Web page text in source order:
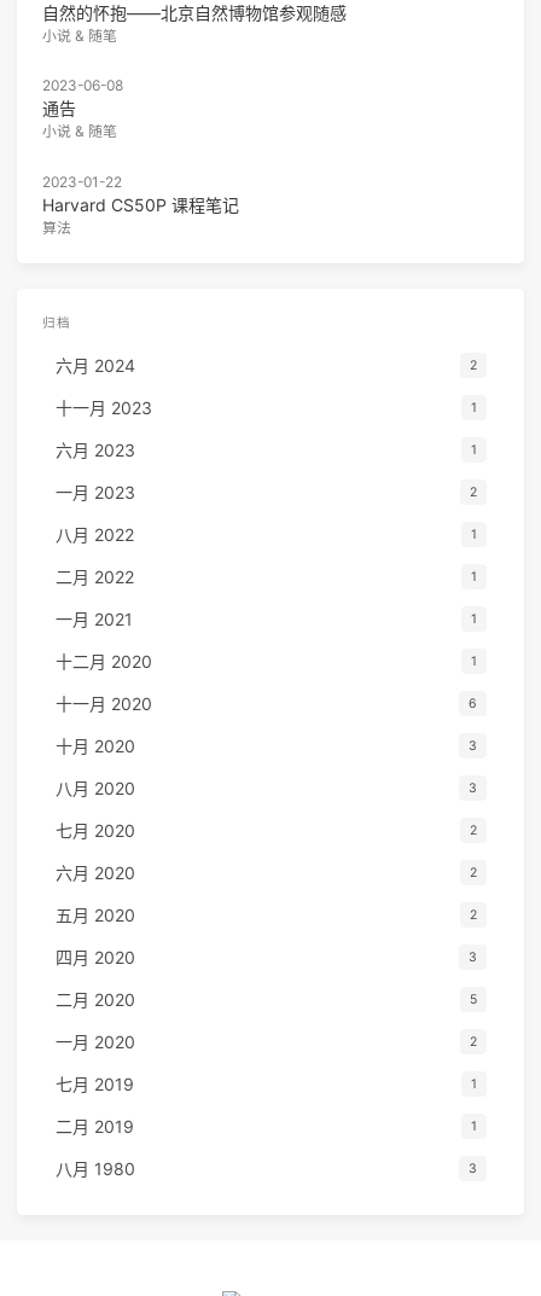
自然的怀抱——北京自然博物馆参观随感
小说 & 随笔
2023-06-08
通告
小说 & 随笔
2023-01-22
Harvard CS50P 课程笔记
算法
归档
六月 2024 2
十一月 2023 1
六月 2023 1
一月 2023 2
八月 2022 1
二月 2022 1
一月 2021 1
十二月 2020 1
十一月 2020 6
十月 2020 3
八月 2020 3
七月 2020 2
六月 2020 2
五月 2020 2
四月 2020 3
二月 2020 5
一月 2020 2
七月 2019 1
二月 2019 1
八月 1980 3